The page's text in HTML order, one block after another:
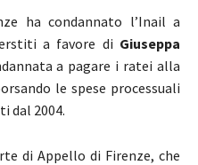
ha condannato l’Inail a
a favore di Giuseppa
a pagare i ratei alla
le spese processuali
dal 2004.
di Appello di Firenze, che